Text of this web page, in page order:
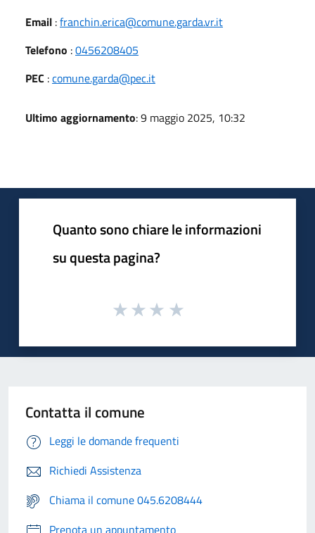
Email :franchin.erica@comune.garda.vr.it
Telefono :0456208405
PEC :comune.garda@pec.it
Ultimo aggiornamento: 9 maggio 2025, 10:32
Quanto sono chiare le informazioni
su questa pagina?
Contatta il comune
Leggi le domande frequenti
Richiedi Assistenza
Chiama il comune 045.6208444